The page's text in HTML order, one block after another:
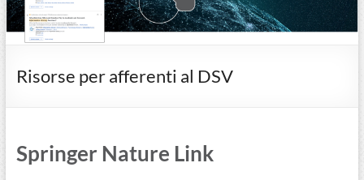
Risorse per afferenti al DSV
Springer Nature Link